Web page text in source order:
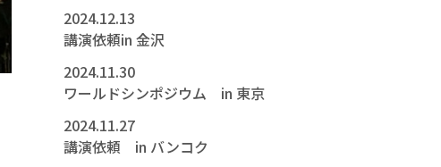
2024.12.13
講演依頼in 金沢
2024.11.30
ワールドシンポジウム in 東京
2024.11.27
講演依頼 in バンコク